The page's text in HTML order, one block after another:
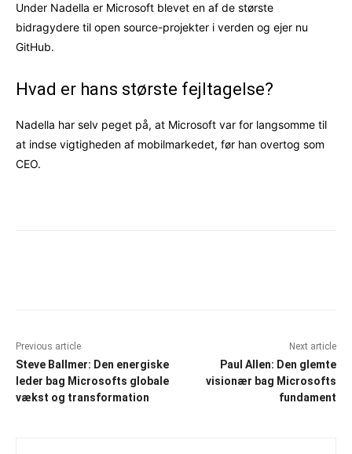
Under Nadella er Microsoft blevet en af de største
bidragydere til open source-projekter i verden og ejer nu
GitHub.
Hvad er hans største fejltagelse?
Nadella har selv peget på, at Microsoft var for langsomme til
at indse vigtigheden af mobilmarkedet, før han overtog som
CEO.
Previous article
Steve Ballmer: Den energiske
leder bag Microsofts globale
vækst og transformation
Next article
Paul Allen: Den glemte
visionær bag Microsofts
fundament